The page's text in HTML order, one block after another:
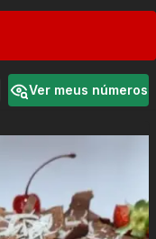
Ver meus números